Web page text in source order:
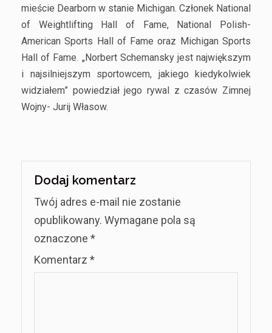
mieście Dearborn w stanie Michigan. Członek National
of Weightlifting Hall of Fame, National Polish-
American Sports Hall of Fame oraz Michigan Sports
Hall of Fame. „Norbert Schemansky jest największym
i najsilniejszym sportowcem, jakiego kiedykolwiek
widziałem” powiedział jego rywal z czasów Zimnej
Wojny- Jurij Własow.
Dodaj komentarz
Twój adres e-mail nie zostanie
opublikowany. Wymagane pola są
oznaczone *
Komentarz *